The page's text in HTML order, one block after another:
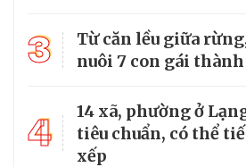
3
Từ căn lều giữa
nuôi 7 con gái
4
14 xã, phường ở
tiêu chuẩn, có thể
xếp